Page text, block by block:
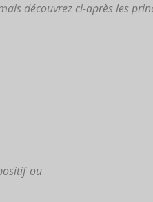
découvrez ci-après les
ou